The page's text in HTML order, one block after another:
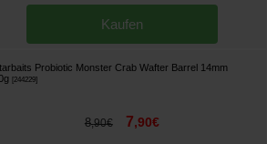
Kaufen
Probiotic Monster Crab Wafter Barrel 14mm
[244229]
8,90€ 7,90€